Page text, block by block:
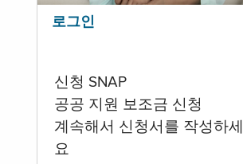
로그인
신청 SNAP
공공 지원 보조금 신청
계속해서 신청서를 작성하세
요